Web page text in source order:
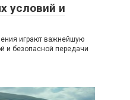
условий и
играют важнейшую
и безопасной передачи